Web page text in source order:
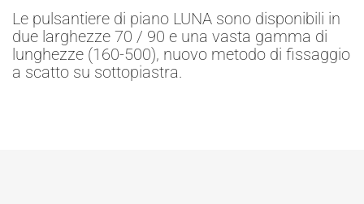
Le pulsantiere di piano LUNA sono disponibili in
due larghezze 70 / 90 e una vasta gamma di
lunghezze (160-500), nuovo metodo di fissaggio
a scatto su sottopiastra.